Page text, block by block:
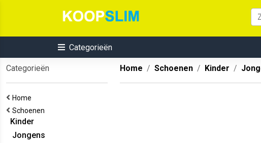
Categorieën
Categorieën
Home
Schoenen
Kinder
Jongens
Home Schoenen Kinder